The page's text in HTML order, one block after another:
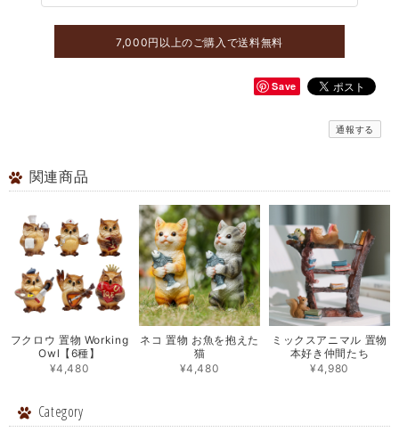
7,000円以上のご購入で送料無料
Save
通報する
関連商品
フクロウ 置物 Working
Owl【6種】
¥4,480
ネコ 置物 お魚を抱えた
猫
¥4,480
ミックスアニマル 置物
本好き仲間たち
¥4,980
Category